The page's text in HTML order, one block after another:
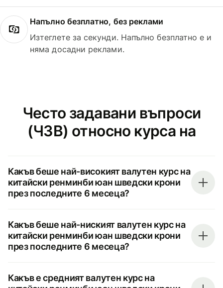
Напълно безплатно, без реклами
Изтеглете за секунди. Напълно безплатно е и
няма досадни реклами.
Често задавани въпроси
(ЧЗВ) относно курса на
Какъв беше най-високият валутен курс на
китайски ренминби юан шведски крони
през последните 6 месеца?
Какъв беше най-ниският валутен курс на
китайски ренминби юан шведски крони
през последните 6 месеца?
Какъв е средният валутен курс на